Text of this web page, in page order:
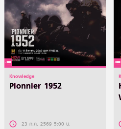
Knowledge
Pionnier 1952
23 ก.ค. 2569 5:00 น.